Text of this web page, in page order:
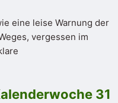
eine leise Warnung der
vergessen im
31